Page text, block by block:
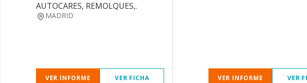
AUTOCARES, REMOLQUES,.
MADRID
VER INFORME VER FICHA VER INFORME VER